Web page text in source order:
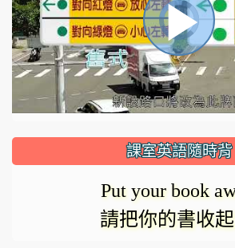
視
頻
播
放
正
載
入。
課室英語隨時背
Put your book
請把你的書收